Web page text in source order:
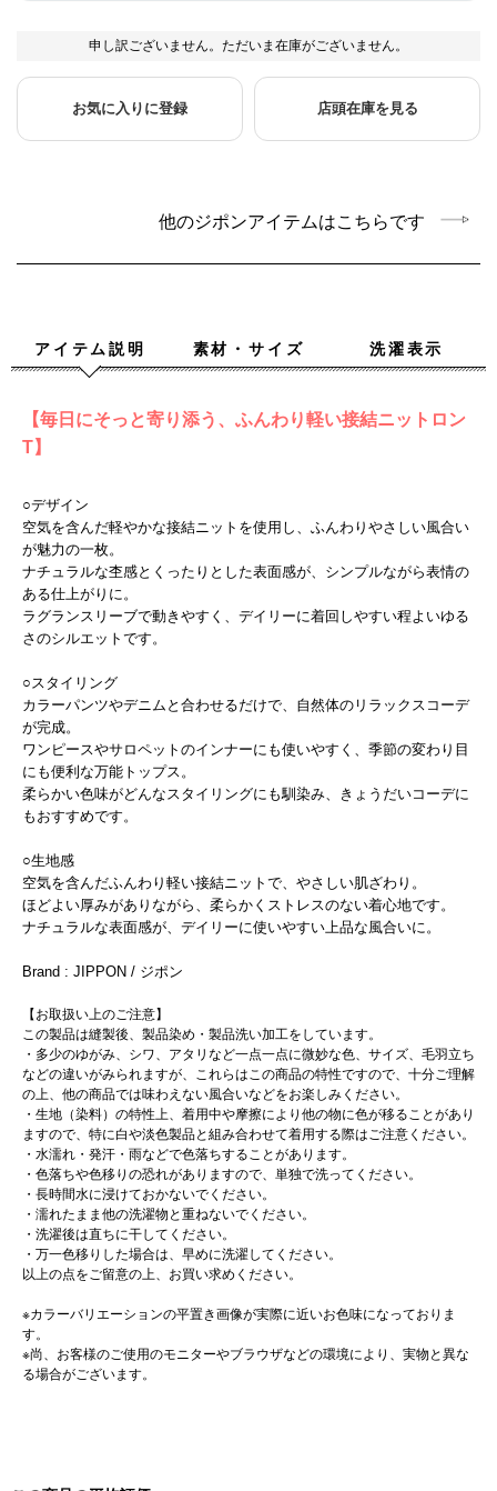
申し訳ございません。ただいま在庫がございません。
お気に入りに登録 店頭在庫を見る
他のジポンアイテムはこちらです
アイテム説明 素材・サイズ 洗濯表示
【毎日にそっと寄り添う、ふんわり軽い接結ニットロン
T】
○デザイン
空気を含んだ軽やかな接結ニットを使用し、ふんわりやさしい風合い
が魅力の一枚。
ナチュラルな杢感とくったりとした表面感が、シンプルながら表情の
ある仕上がりに。
ラグランスリーブで動きやすく、デイリーに着回しやすい程よいゆる
さのシルエットです。
○スタイリング
カラーパンツやデニムと合わせるだけで、自然体のリラックスコーデ
が完成。
ワンピースやサロペットのインナーにも使いやすく、季節の変わり目
にも便利な万能トップス。
柔らかい色味がどんなスタイリングにも馴染み、きょうだいコーデに
もおすすめです。
○生地感
空気を含んだふんわり軽い接結ニットで、やさしい肌ざわり。
ほどよい厚みがありながら、柔らかくストレスのない着心地です。
ナチュラルな表面感が、デイリーに使いやすい上品な風合いに。
Brand : JIPPON / ジポン
【お取扱い上のご注意】
この製品は縫製後、製品染め・製品洗い加工をしています。
・多少のゆがみ、シワ、アタリなど一点一点に微妙な色、サイズ、毛羽立ち
などの違いがみられますが、これらはこの商品の特性ですので、十分ご理解
の上、他の商品では味わえない風合いなどをお楽しみください。
・生地（染料）の特性上、着用中や摩擦により他の物に色が移ることがあり
ますので、特に白や淡色製品と組み合わせて着用する際はご注意ください。
・水濡れ・発汗・雨などで色落ちすることがあります。
・色落ちや色移りの恐れがありますので、単独で洗ってください。
・長時間水に浸けておかないでください。
・濡れたまま他の洗濯物と重ねないでください。
・洗濯後は直ちに干してください。
・万一色移りした場合は、早めに洗濯してください。
以上の点をご留意の上、お買い求めください。
※カラーバリエーションの平置き画像が実際に近いお色味になっておりま
す。
※尚、お客様のご使用のモニターやブラウザなどの環境により、実物と異な
る場合がございます。